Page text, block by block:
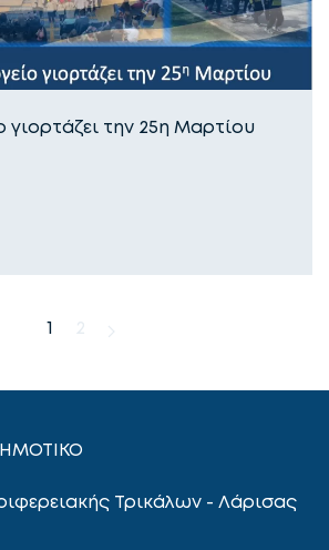
γιορτάζει την 25η Μαρτίου
1 2
Τρικάλων - Λάρισας